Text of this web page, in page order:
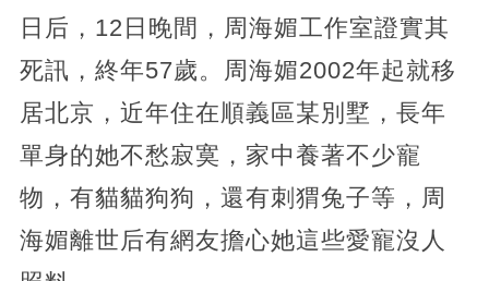
日后，12日晚間，周海媚工作室證實其
死訊，終年57歲。周海媚2002年起就移
居北京，近年住在順義區某別墅，長年
單身的她不愁寂寞，家中養著不少寵
物，有貓貓狗狗，還有刺猬兔子等，周
海媚離世后有網友擔心她這些愛寵沒人